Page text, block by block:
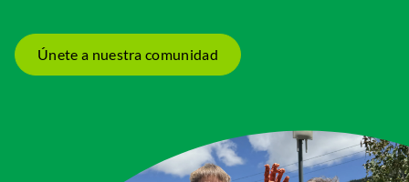
Únete a nuestra comunidad